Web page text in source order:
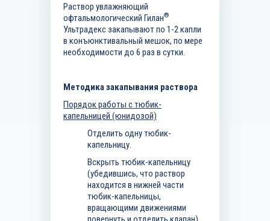
Раствор увлажняющий
офтальмологический Гилан®
Ультрадекс закапывают по 1-2 капли
в конъюнктивальный мешок, по мере
необходимости до 6 раз в сутки.
Методика закапывания раствора
Порядок работы с тюбик-
капельницей (юнидозой)
Отделить одну тюбик-
капельницу.
Вскрыть тюбик-капельницу
(убедившись, что раствор
находится в нижней части
тюбик-капельницы,
вращающими движениями